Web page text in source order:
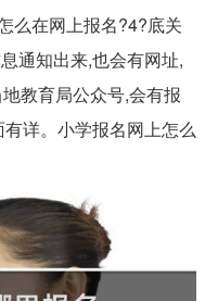
么在网上报名?4?️底关
通知出来,也会有网址,
教育局公众号,会有报
详。小学报名网上怎么